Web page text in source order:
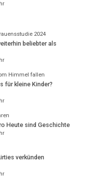
2024
beliebter als
Himmel fallen
für kleine Kinder?
Heute sind Geschichte
verkünden